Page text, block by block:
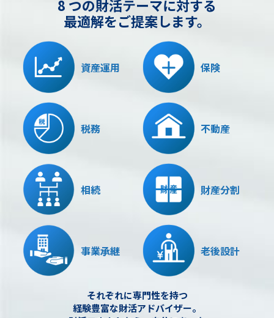
8 つの財活テーマに対する
最適解をご提案します。
資産運用 保険
税務 不動産
相続 財産分割
事業承継 老後設計
それぞれに専門性を持つ
経験豊富な財活アドバイザー。